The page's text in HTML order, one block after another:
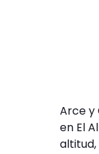
Arce y
en El
altitud,